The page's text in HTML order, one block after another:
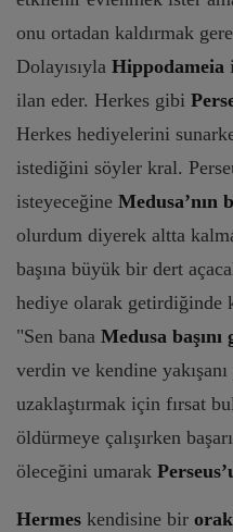
onu ortadan kaldırmak
Dolayısıyla Hippodameia
ilan eder. Herkes gibi
Herkes hediyelerini
istediğini söyler kral.
isteyeceğine Medusa’nın
olurdum diyerek altta
başına büyük bir dert
hediye olarak getirdiğinde
"Sen bana Medusa başını
verdin ve kendine
uzaklaştırmak için fırsat
öldürmeye çalışırken
öleceğini umarak
Hermes kendisine bir orak